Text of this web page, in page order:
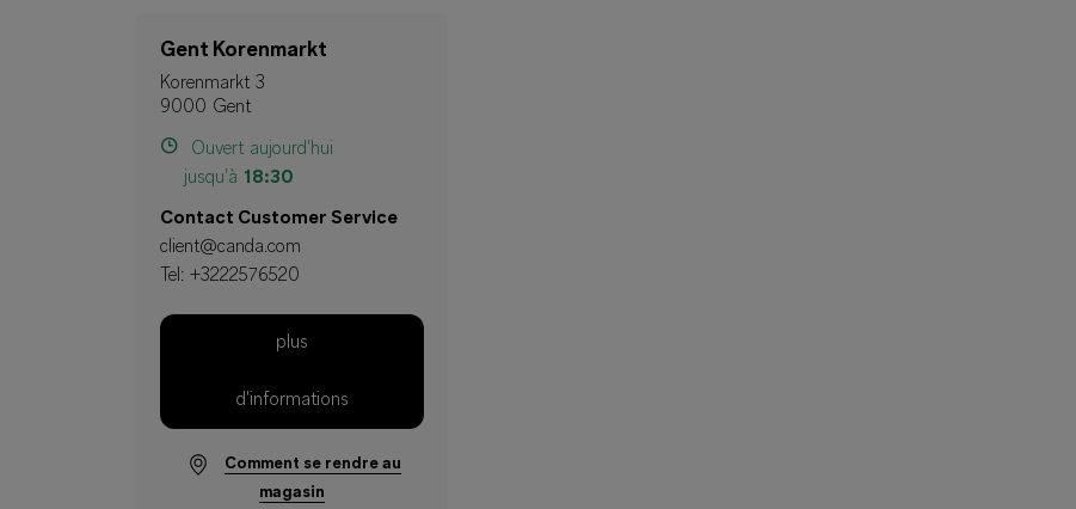
Gent Korenmarkt
Korenmarkt 3
9000 Gent
Ouvert aujourd'hui
jusqu'à 18:30
Contact Customer Service
client@canda.com
Tel: +3222576520
plus
d'informations
Comment se rendre au
magasin